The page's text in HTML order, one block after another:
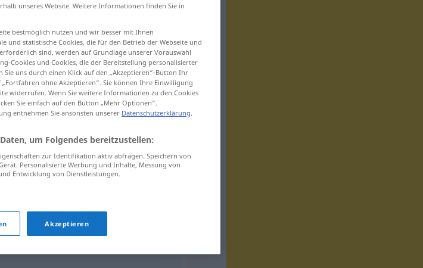
unseres Website. Weitere Informationen finden Sie in
bestmöglich nutzen und wir besser mit Ihnen
und statistische Cookies, die für den Betrieb der Webseite und
sind, werden auf Grundlage unserer Vorauswahl
Cookies und Cookies, die der Bereitstellung personalisierter
uns durch einen Klick auf den „Akzeptieren“-Button Ihr
ohne Akzeptieren“. Sie können Ihre Einwilligung
widerrufen. Wenn Sie weitere Informationen zu den Cookies
Sie einfach auf den Button „Mehr Optionen“.
entnehmen Sie ansonsten unserer Datenschutzerklärung.
um Folgendes bereitzustellen:
zur Identifikation aktiv abfragen. Speichern von
Personalisierte Werbung und Inhalte, Messung von
Entwicklung von Dienstleistungen.
Akzeptieren